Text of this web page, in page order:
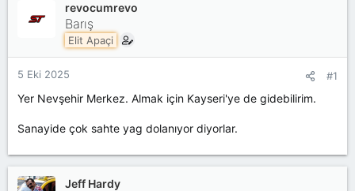
a
t
n
n
ı
ç
r
h
revocumrevo
Barış
Elit Apaçi
5 Eki 2025 #1
Yer Nevşehir Merkez. Almak için Kayseri'ye de gidebilirim.
Sanayide çok sahte yag dolanıyor diyorlar.
Jeff Hardy